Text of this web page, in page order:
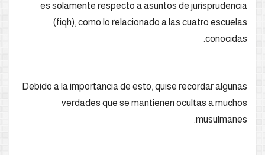
es solamente respecto a asuntos de jurisprudencia
(fiqh), como lo relacionado a las cuatro escuelas
conocidas.
Debido a la importancia de esto, quise recordar algunas
verdades que se mantienen ocultas a muchos
musulmanes: